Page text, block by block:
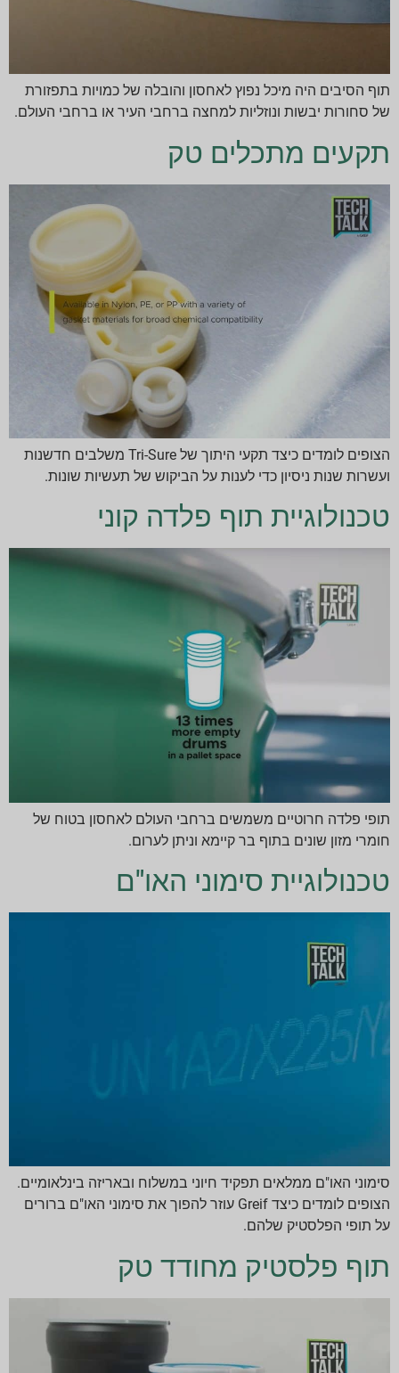
תוף הסיבים היה מיכל נפוץ לאחסון והובלה של כמויות בתפזורת
של סחורות יבשות ונוזליות למחצה ברחבי העיר או ברחבי העולם.
תקעים מתכלים טק
הצופים לומדים כיצד תקעי היתוך של Tri-Sure משלבים חדשנות
ועשרות שנות ניסיון כדי לענות על הביקוש של תעשיות שונות.
טכנולוגיית תוף פלדה קוני
תופי פלדה חרוטיים משמשים ברחבי העולם לאחסון בטוח של
חומרי מזון שונים בתוף בר קיימא וניתן לערום.
טכנולוגיית סימוני האו"ם
סימוני האו"ם ממלאים תפקיד חיוני במשלוח ובאריזה בינלאומיים.
הצופים לומדים כיצד Greif עוזר להפוך את סימוני האו"ם ברורים
על תופי הפלסטיק שלהם.
תוף פלסטיק מחודד טק